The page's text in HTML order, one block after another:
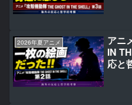
2026年夏アニメ
アニ
IN
応と